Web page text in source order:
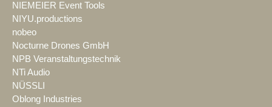
NIEMEIER Event Tools
NIYU.productions
nobeo
Nocturne Drones GmbH
NPB Veranstaltungstechnik
NTi Audio
NÜSSLI
Oblong Industries